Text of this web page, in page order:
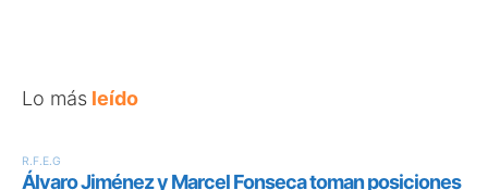
Lo más leído